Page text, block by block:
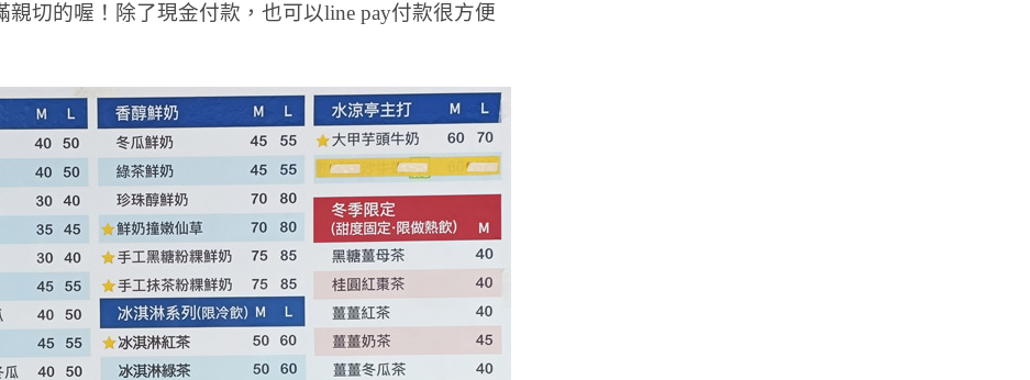
切的喔！除了現金付款，也可以line pay付款很方便